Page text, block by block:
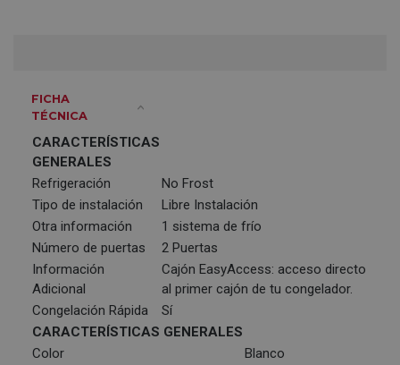
FICHA
TÉCNICA
CARACTERÍSTICAS
GENERALES
Refrigeración
No Frost
Tipo de instalación
Libre Instalación
Otra información
1 sistema de frío
Número de puertas
2 Puertas
Información
Adicional
Cajón EasyAccess: acceso directo
al primer cajón de tu congelador.
Congelación Rápida
Sí
CARACTERÍSTICAS GENERALES
Color
Blanco